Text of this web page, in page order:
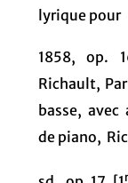
lyrique pour
1858, op.
Richault,
basse,
de piano,